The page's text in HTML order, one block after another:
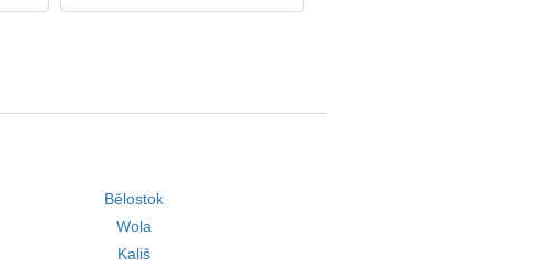
Bělostok
Wola
Kališ